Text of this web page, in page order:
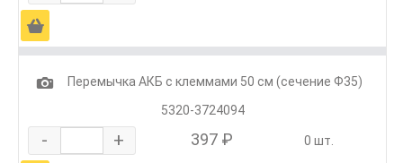
Ä
1
Перемычка АКБ с клеммами 50 см (сечение Ф35)
5320-3724094
- + 397 ₽ 0 шт.